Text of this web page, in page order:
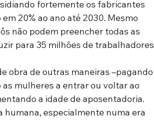
fortemente os fabricantes
20% ao ano até 2030. Mesmo
não podem preencher todas as
para 35 milhões de trabalhadores
obra de outras maneiras –pagando
mulheres a entrar ou voltar ao
a idade de aposentadoria.
humana, especialmente numa era